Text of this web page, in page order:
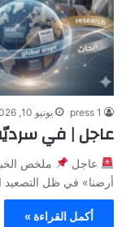
press 1 يونيو 10, 2026
عاجل | في
عاجل
ملخص
أرضنا» في ظل التصعيد
أكمل القراءة »